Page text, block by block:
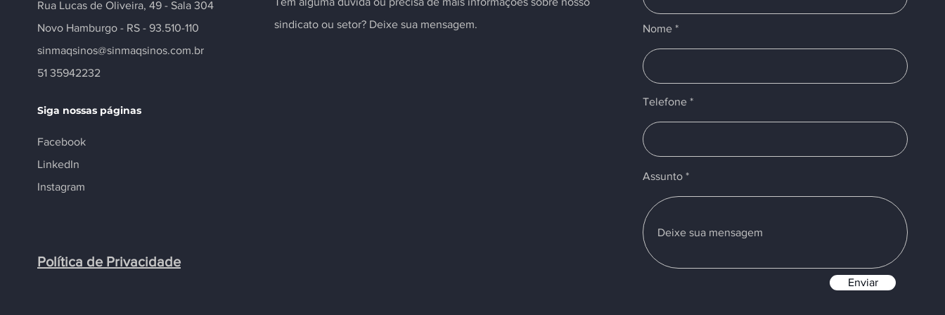
Rua Lucas de Oliveira, 49 - Sala 304
Novo Hamburgo - RS - 93.510-110
sinmaqsinos@sinmaqsinos.com.br
51 35942232
Siga nossas páginas
Facebook
LinkedIn
Instagram
Política de Privacidade
sindicato ou setor? Deixe sua mensagem.
Nome
Telefone
Assunto
Enviar